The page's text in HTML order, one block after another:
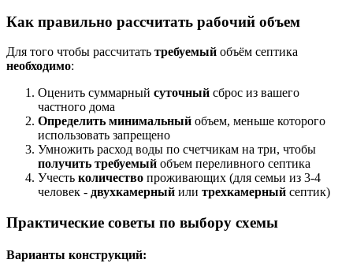
Как правильно рассчитать рабочий объем
Для того чтобы рассчитать требуемый объём септика
необходимо:
Оценить суммарный суточный сброс из вашего
частного дома
Определить минимальный объем, меньше которого
использовать запрещено
Умножить расход воды по счетчикам на три, чтобы
получить требуемый объем переливного септика
Учесть количество проживающих (для семьи из 3-4
человек - двухкамерный или трехкамерный септик)
Практические советы по выбору схемы
Варианты конструкций: